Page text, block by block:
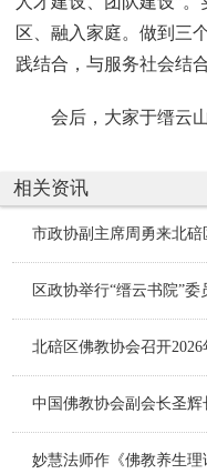
区、融入家庭。做到三
践结合，与服务社会结合
会后，大家于缙云山
相关资讯
区政协举行“缙云书院”